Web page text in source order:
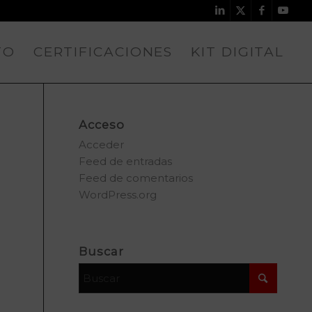
CERTIFICACIONES KIT DIGITAL
Acceso
Acceder
Feed de entradas
Feed de comentarios
WordPress.org
Buscar